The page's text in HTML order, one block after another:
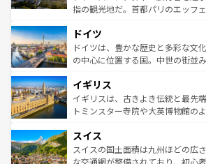
アートに溢れた街角から、地方で
せる。地方によって風土や気候が
性で訪れる人
ンテンツ一覧を参照してほしい。
指の観光地だ。首都パリのエッフ
で、幅広い魅力が詰まっている。
聖堂、美しいビーチ、そして豊か
から魅了する。また、フランスは
いる。シャンパンの発祥地である
香り高いラベンダー畑など、多彩
らに、パリ以外の地域にも魅力が
れる地方に足を運ぶとそれぞれで
きるだろう。 なお、新着のフ
を参照してほしい。
ドイツ
ドイツは、豊かな歴史と多彩な文
の中心に位置する国。中世の街並
顔を持つこの国は、どこを歩いて
ルリンの文化的活気、バイエルン
してライン川沿いのワイン畑とい
は、お酒好きな人にはぜひ体験してほしい。
ドイツ情報はコンテンツ一覧を参
イギリス
イギリスは、古きよき伝統と最先
トミンスター寺院や大英博物館の
リアごとに異なる魅力がある。ま
ティー、ビール好きにはたまらな
戦など、本場だからこそできる体
スイス
スイスの国土面積は九州ほどの広
な交通網が整備されており、初心